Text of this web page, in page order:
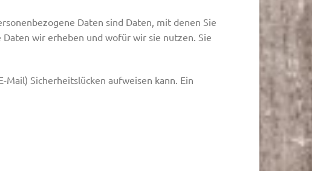
Daten sind Daten, mit denen Sie
wir erheben und wofür wir sie nutzen. Sie
Sicherheitslücken aufweisen kann. Ein